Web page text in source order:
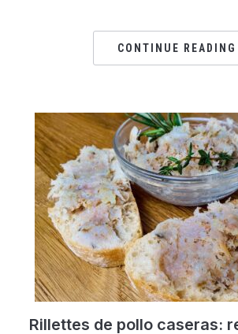
CONTINUE READING
Rillettes de pollo caseras: